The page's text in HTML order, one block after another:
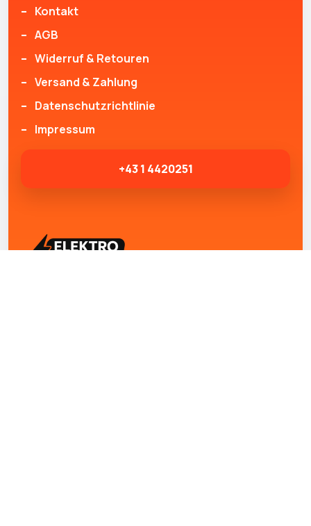
Kontakt
AGB
Widerruf & Retouren
Versand & Zahlung
Datenschutzrichtlinie
Impressum
+43 1 4420251